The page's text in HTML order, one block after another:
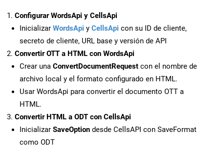
Configurar WordsApi y CellsApi
Inicializar WordsApi y CellsApi con su ID de cliente,
secreto de cliente, URL base y versión de API
Convertir OTT a HTML con WordsApi
Crear una ConvertDocumentRequest con el nombre de
archivo local y el formato configurado en HTML.
Usar WordsApi para convertir el documento OTT a
HTML.
Convertir HTML a ODT con CellsApi
Inicializar SaveOption desde CellsAPI con SaveFormat
como ODT